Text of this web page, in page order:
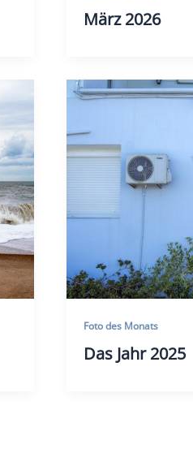
März 2026
Foto des Monats
Das Jahr 2025